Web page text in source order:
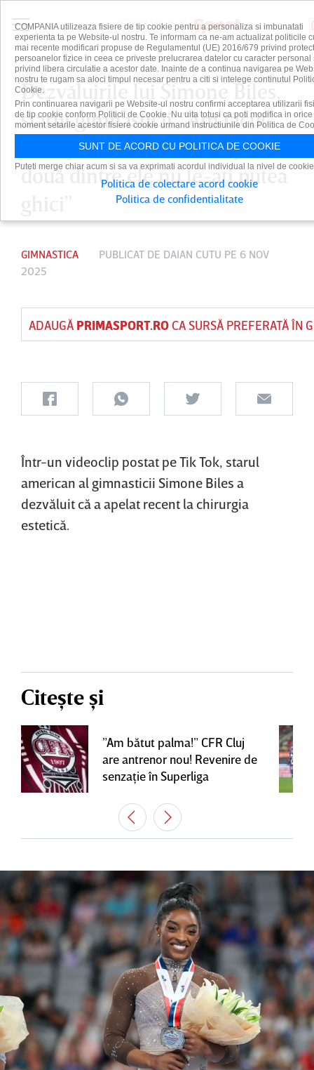
Dezvăluirile lui Simone Biles,
starul gimnasticii. ”Am făcut
trei operaţii estetice, iar pe
două dintre ele nu le-aţi putea
GIMNASTICA PUBLICAT DE DAIAN CUTU PE 6 NOV
2025
ADAUGĂ PRIMASPORT.ROCA SURSĂ PREFERATĂ ÎN
Într-un videoclip postat pe Tik Tok, starul
american al gimnasticii Simone Biles a
dezvăluit că a apelat recent la chirurgia
estetică.
Citește și
”Am bătut palma!” CFR Cluj
are antrenor nou! Revenire de
senzaţie în Superliga
COMPANIA utilizeaza fisiere de tip cookie pentru a personaliza si imbunatati
experienta ta pe Website-ul nostru. Te informam ca ne-am actualizat politicile
mai recente modificari propuse de Regulamentul (UE) 2016/679 privind
persoanelor fizice in ceea ce priveste prelucrarea datelor cu caracter personal
privind libera circulatie a acestor date. Inainte de a continua navigarea pe
nostru te rugam sa aloci timpul necesar pentru a citi si intelege continutul
Cookie.
Prin continuarea navigarii pe Website-ul nostru confirmi acceptarea utilizarii
de tip cookie conform Politicii de Cookie. Nu uita totusi ca poti modifica in orice
moment setarile acestor fisiere cookie urmand instructiunile din Politica de
SUNT DE ACORD CU POLITICA DE COOKIE
Puteti merge chiar acum si sa va exprimati acordul individual la nivel de
Politica de colectare acord cookie
Politica de confidentialitate